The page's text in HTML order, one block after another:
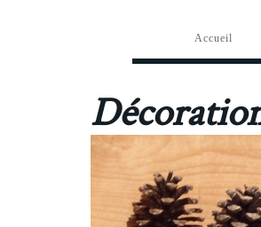
Accueil